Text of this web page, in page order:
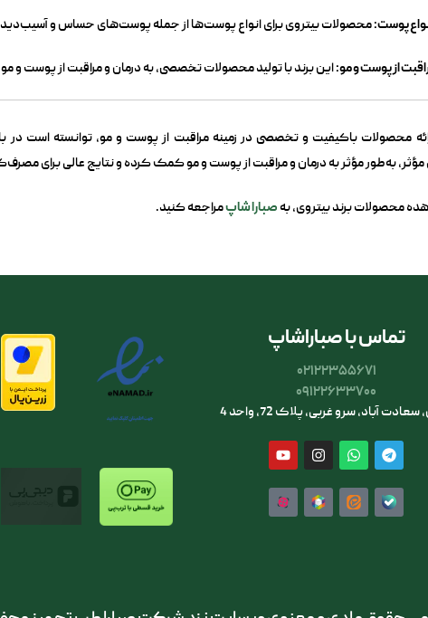
پوست:محصولات بیتروی برای انواع پوست‌ها از جمله پوست‌های حساس و
از پوست و مو:این برند با تولید محصولات تخصصی، به درمان و مراقبت از پوست و
محصولات باکیفیت و تخصصی در زمینه مراقبت از پوست و مو، توانسته است در
به‌طور مؤثر به درمان و مراقبت از پوست و مو کمک کرده و نتایج عالی برای
محصولات برند بیتروی، به صبارا شاپمراجعه کنید.
تماس با صباراشاپ
02122355671
09122633700
سعادت آباد، سرو غربی، پلاک 72، واحد 4